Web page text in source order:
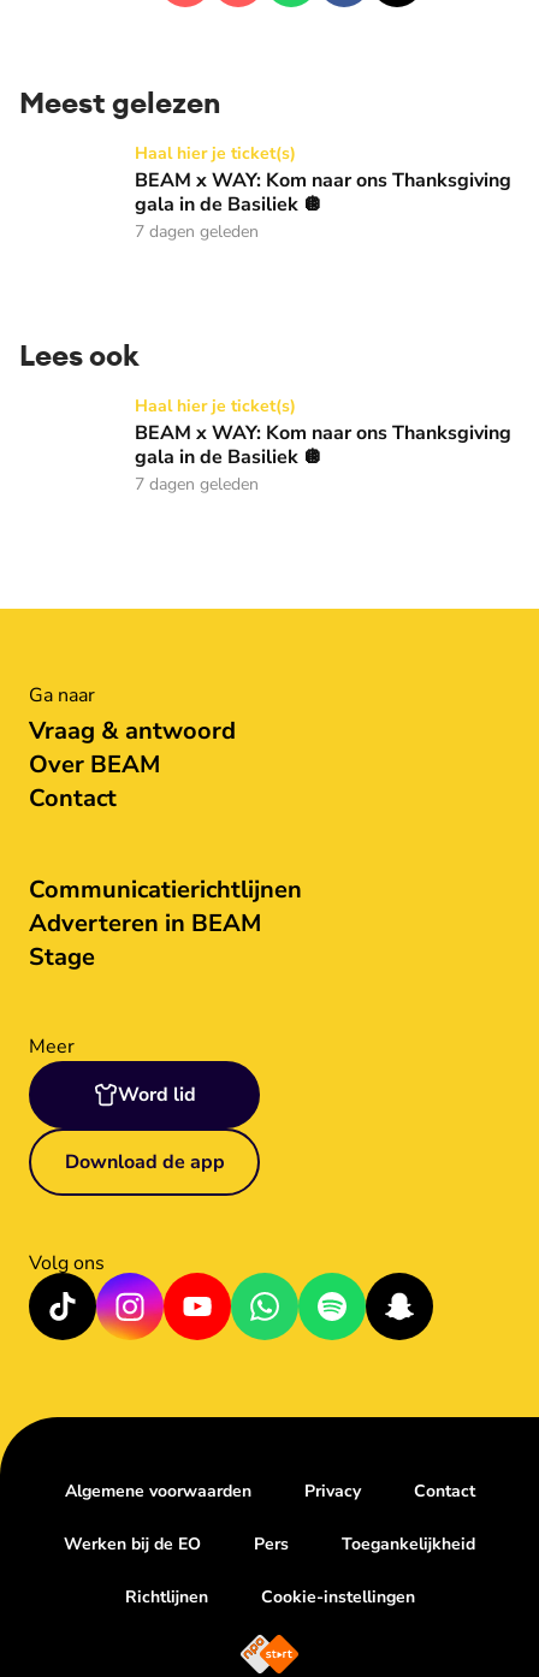
Meest gelezen
BEAM x WAY: Kom naar ons Thanksgiving gala in de
Haal hier je ticket(s)
BEAM x WAY: Kom naar ons Thanksgiving
gala in de Basiliek 🪩
7 dagen geleden
Lees ook
BEAM x WAY: Kom naar ons Thanksgiving gala in de
Haal hier je ticket(s)
BEAM x WAY: Kom naar ons Thanksgiving
gala in de Basiliek 🪩
7 dagen geleden
Ga naar
Vraag & antwoord
Over BEAM
Contact
Communicatierichtlijnen
Adverteren in BEAM
Stage
Meer
Word lid
Download de app
Volg ons
Algemene voorwaarden Privacy Contact
Werken bij de EO Pers Toegankelijkheid
Richtlijnen Cookie-instellingen